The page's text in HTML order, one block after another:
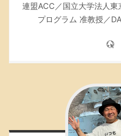
連盟ACC／国立大学法人
プログラム 准教授／